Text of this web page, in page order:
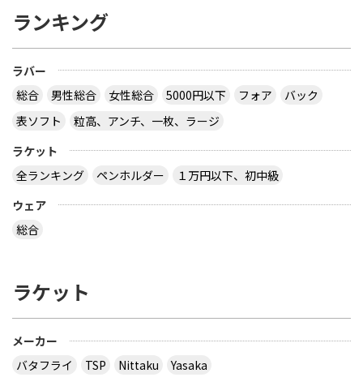
ランキング
ラバー
総合
男性総合 女性総合 5000円以下 フォア
バック
表ソフト
粒高、アンチ、一枚、ラージ
ラケット
全ランキング
ペンホルダー
１万円以下、初中級
ウェア
総合
ラケット
メーカー
バタフライ
TSP Nittaku
Yasaka